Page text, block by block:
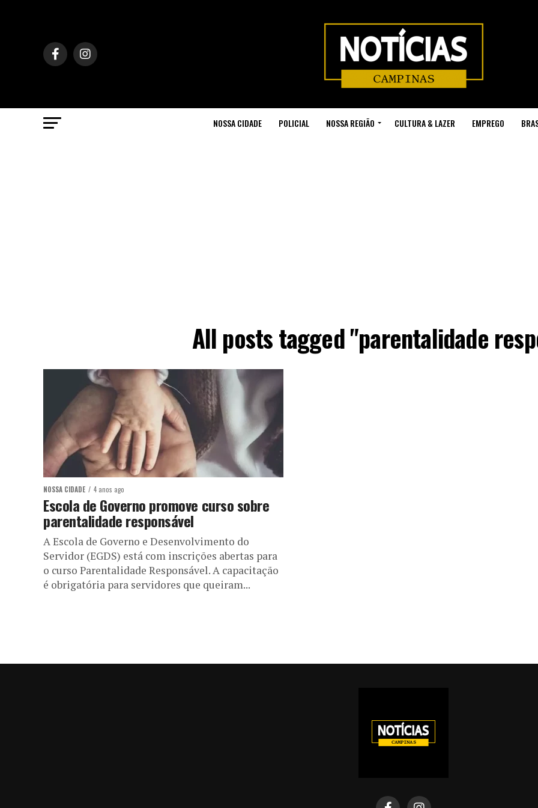
NOSSA CIDADE POLICIAL NOSSA REGIÃO CULTURA & LAZER EMPREGO
All posts tagged "parentalidade
NOSSA CIDADE 4 anos ago
Escola de Governo promove curso sobre
parentalidade responsável
A Escola de Governo e Desenvolvimento do
Servidor (EGDS) está com inscrições abertas para
o curso Parentalidade Responsável. A capacitação
é obrigatória para servidores que queiram...